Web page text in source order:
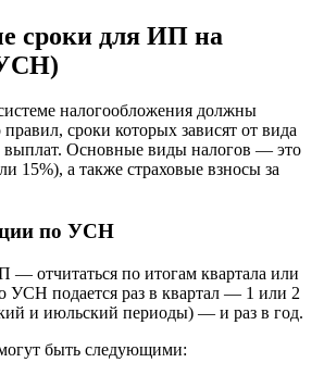
сроки для ИП на
налогообложения должны
правил, сроки которых зависят от вида
выплат. Основные виды налогов — это
15%), а также страховые взносы за
по УСН
— отчитаться по итогам квартала или
УСН подается раз в квартал — 1 или 2
и июльский периоды) — и раз в год.
быть следующими: